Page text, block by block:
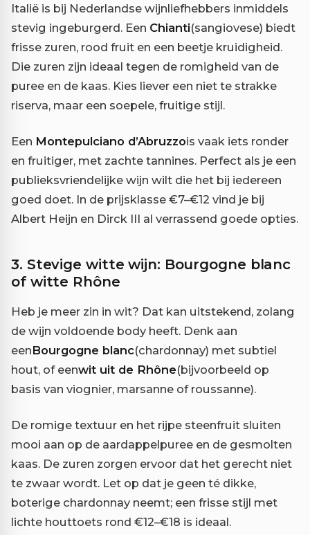
Italië is bij Nederlandse wijnliefhebbers inmiddels
stevig ingeburgerd. Een Chianti(sangiovese) biedt
frisse zuren, rood fruit en een beetje kruidigheid.
Die zuren zijn ideaal tegen de romigheid van de
puree en de kaas. Kies liever een niet te strakke
riserva, maar een soepele, fruitige stijl.
Een Montepulciano d’Abruzzois vaak iets ronder
en fruitiger, met zachte tannines. Perfect als je een
publieksvriendelijke wijn wilt die het bij iedereen
goed doet. In de prijsklasse €7–€12 vind je bij
Albert Heijn en Dirck III al verrassend goede opties.
3. Stevige witte wijn: Bourgogne blanc
of witte Rhône
Heb je meer zin in wit? Dat kan uitstekend, zolang
de wijn voldoende body heeft. Denk aan
eenBourgogne blanc(chardonnay) met subtiel
hout, of eenwit uit de Rhône(bijvoorbeeld op
basis van viognier, marsanne of roussanne).
De romige textuur en het rijpe steenfruit sluiten
mooi aan op de aardappelpuree en de gesmolten
kaas. De zuren zorgen ervoor dat het gerecht niet
te zwaar wordt. Let op dat je geen té dikke,
boterige chardonnay neemt; een frisse stijl met
lichte houttoets rond €12–€18 is ideaal.